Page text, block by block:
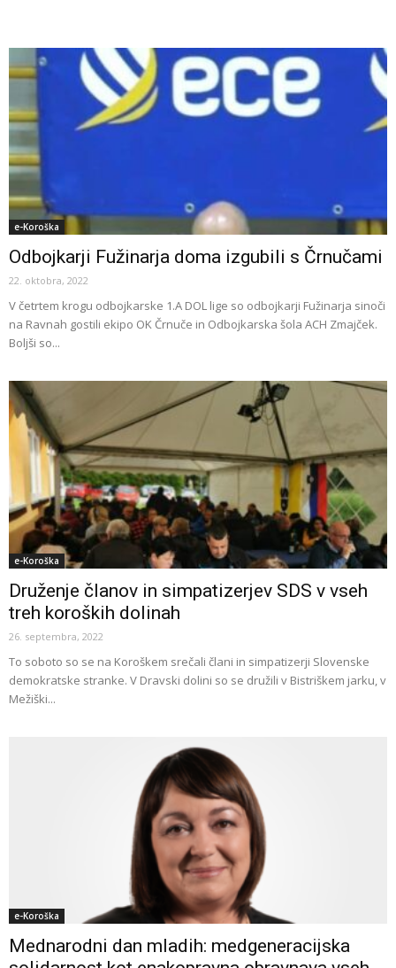
e-Koroška
Odbojkarji Fužinarja doma izgubili s Črnučami
22. oktobra, 2022
V četrtem krogu odbojkarske 1.A DOL lige so odbojkarji Fužinarja sinoči
na Ravnah gostili ekipo OK Črnuče in Odbojkarska šola ACH Zmajček.
Boljši so...
e-Koroška
Druženje članov in simpatizerjev SDS v vseh
treh koroških dolinah
26. septembra, 2022
To soboto so se na Koroškem srečali člani in simpatizerji Slovenske
demokratske stranke. V Dravski dolini so se družili v Bistriškem jarku, v
Mežiški...
e-Koroška
Mednarodni dan mladih: medgeneracijska